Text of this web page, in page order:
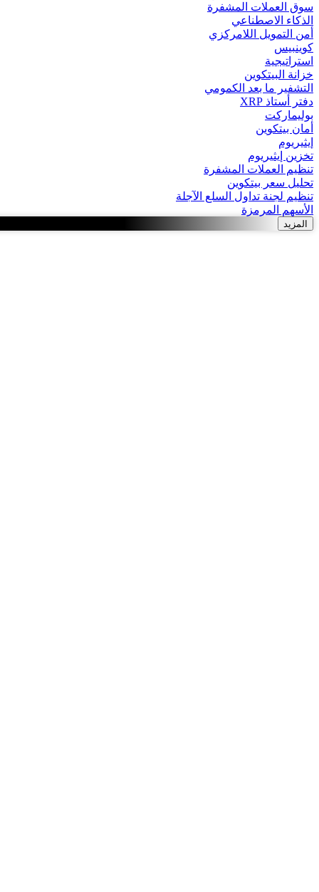
سوق العملات المشفرة
الذكاء الاصطناعي
أمن التمويل اللامركزي
كوينبيس
استراتيجية
خزانة البيتكوين
التشفير ما بعد الكمومي
دفتر أستاذ XRP
بوليماركت
أمان بيتكوين
إيثيريوم
تخزين إيثيريوم
تنظيم العملات المشفرة
تحليل سعر بيتكوين
تنظيم لجنة تداول السلع الآجلة
الأسهم المرمزة
المزيد